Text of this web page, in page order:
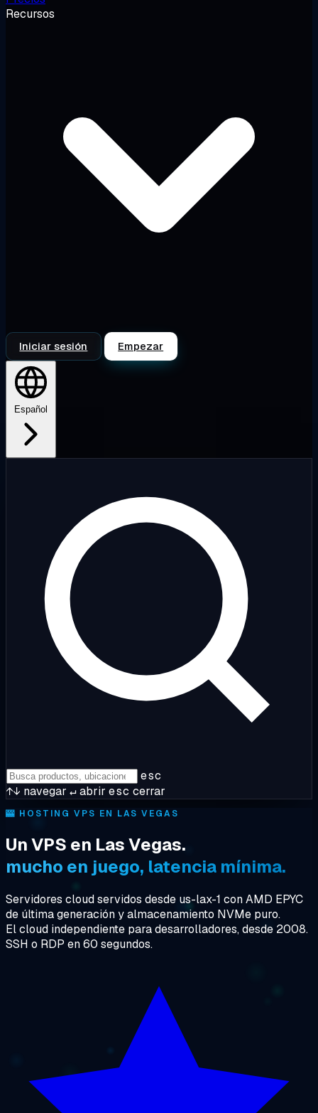
Recursos
Iniciar sesión Empezar
Español
esc
↑↓ navegar ↵abrir esc cerrar
🎰 HOSTING VPS EN LAS VEGAS
Un VPS en Las Vegas.
mucho en juego, latencia mínima.
Servidores cloud servidos desde us-lax-1 con AMD EPYC
de última generación y almacenamiento NVMe puro.
El cloud independiente para desarrolladores, desde 2008.
SSH o RDP en 60 segundos.